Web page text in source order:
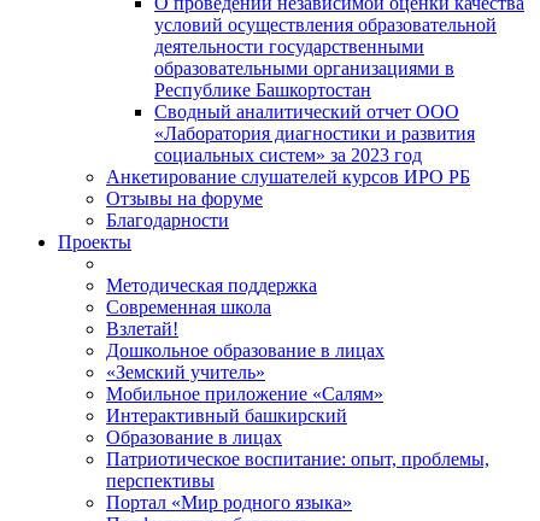
условий осуществления образовательной
деятельности государственными
образовательными организациями в
Республике Башкортостан
Сводный аналитический отчет ООО
«Лаборатория диагностики и развития
социальных систем» за 2023 год
Анкетирование слушателей курсов ИРО РБ
Отзывы на форуме
Благодарности
Проекты
Методическая поддержка
Современная школа
Взлетай!
Дошкольное образование в лицах
«Земский учитель»
Мобильное приложение «Салям»
Интерактивный башкирский
Образование в лицах
Патриотическое воспитание: опыт, проблемы,
перспективы
Портал «Мир родного языка»